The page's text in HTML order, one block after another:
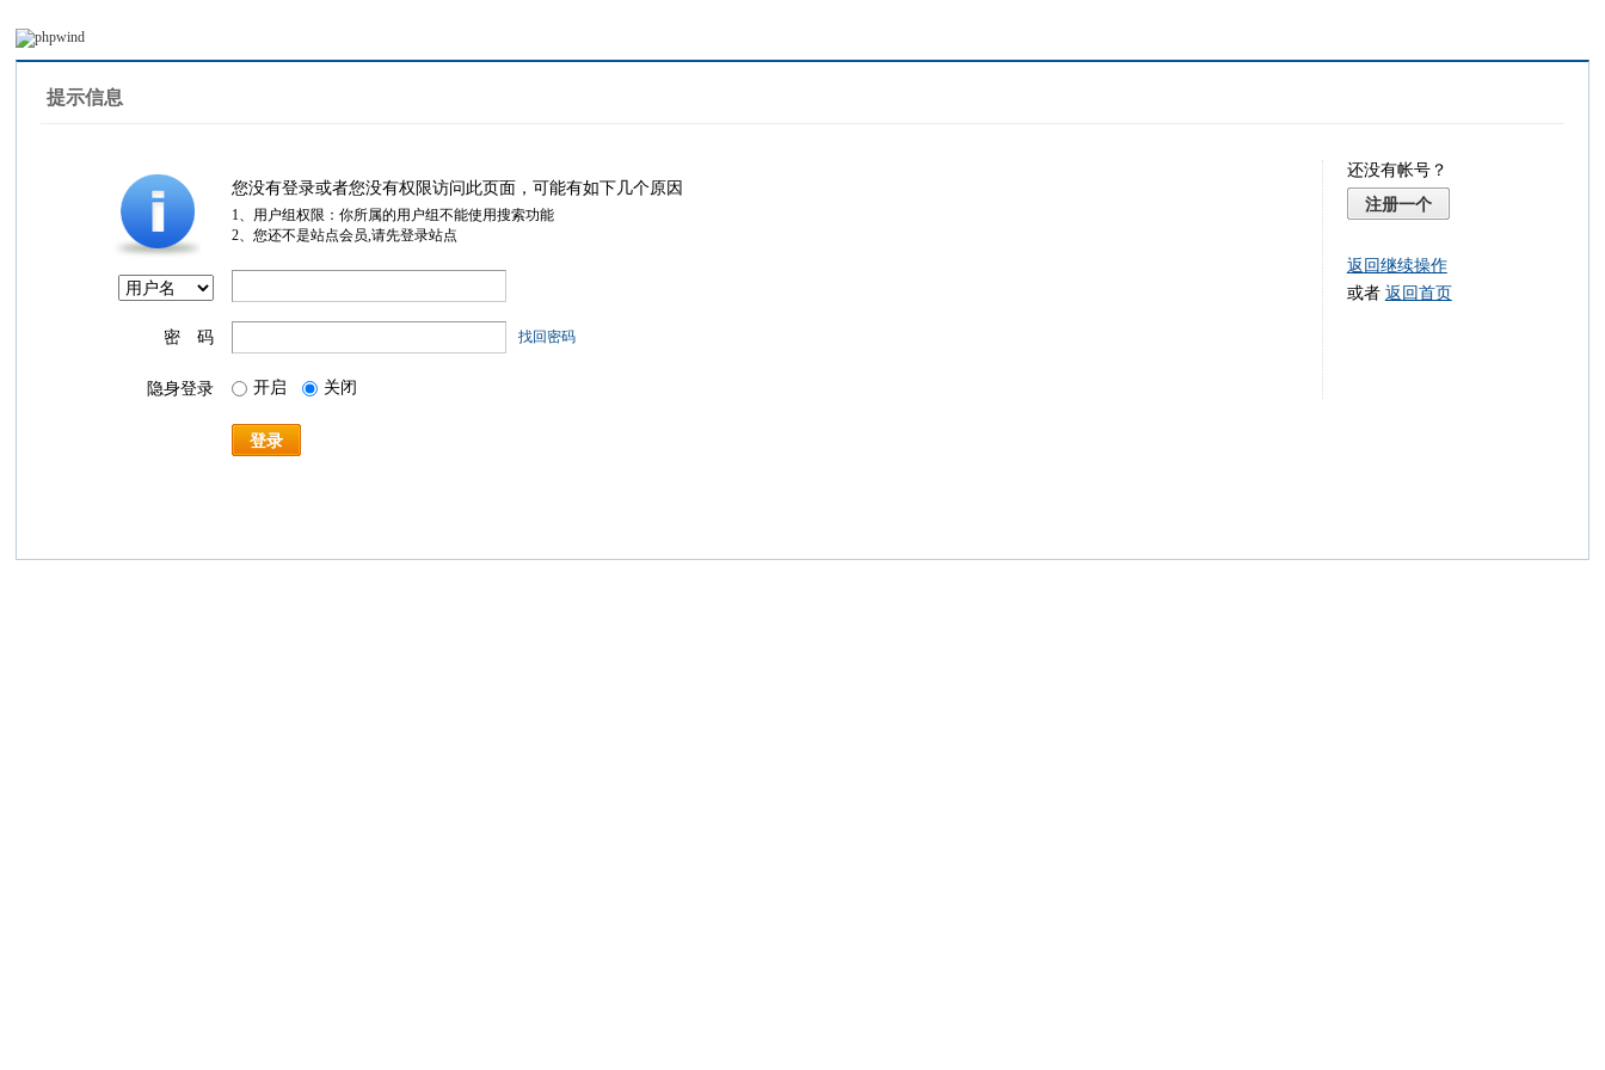
提示信息
您没有登录或者您没有权限访问此页面，可能有如下几个原因
1、用户组权限：你所属的用户组不能使用搜索功能
2、您还不是站点会员,请先登录站点
密 码 找回密码
隐身登录 开启 关闭
登录
还没有帐号？
注册一个
返回继续操作
或者 返回首页